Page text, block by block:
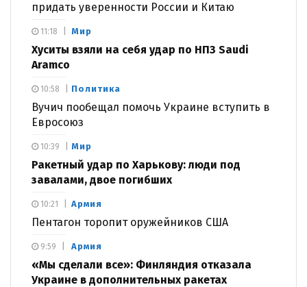
придать уверенности России и Китаю
Мир
Хуситы взяли на себя удар по НПЗ Saudi
Aramco
11:18
Политика
Вучич пообещал помочь Украине вступить в
Евросоюз
10:58
Мир
Ракетный удар по Харькову: люди под
завалами, двое погибших
10:39
Армия
Пентагон торопит оружейников США
10:21
Армия
«Мы сделали все»: Финляндия отказала
Украине в дополнительных ракетах
9:59